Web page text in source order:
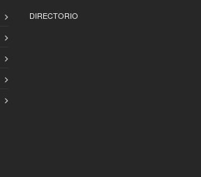
DIRECTORIO